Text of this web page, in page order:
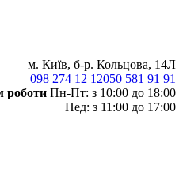
м. Київ, б-р. Кольцова, 14Л
098 274 12 12050 581 91 91
роботи Пн-Пт: з 10:00 до 18:00
Нед: з 11:00 до 17:00